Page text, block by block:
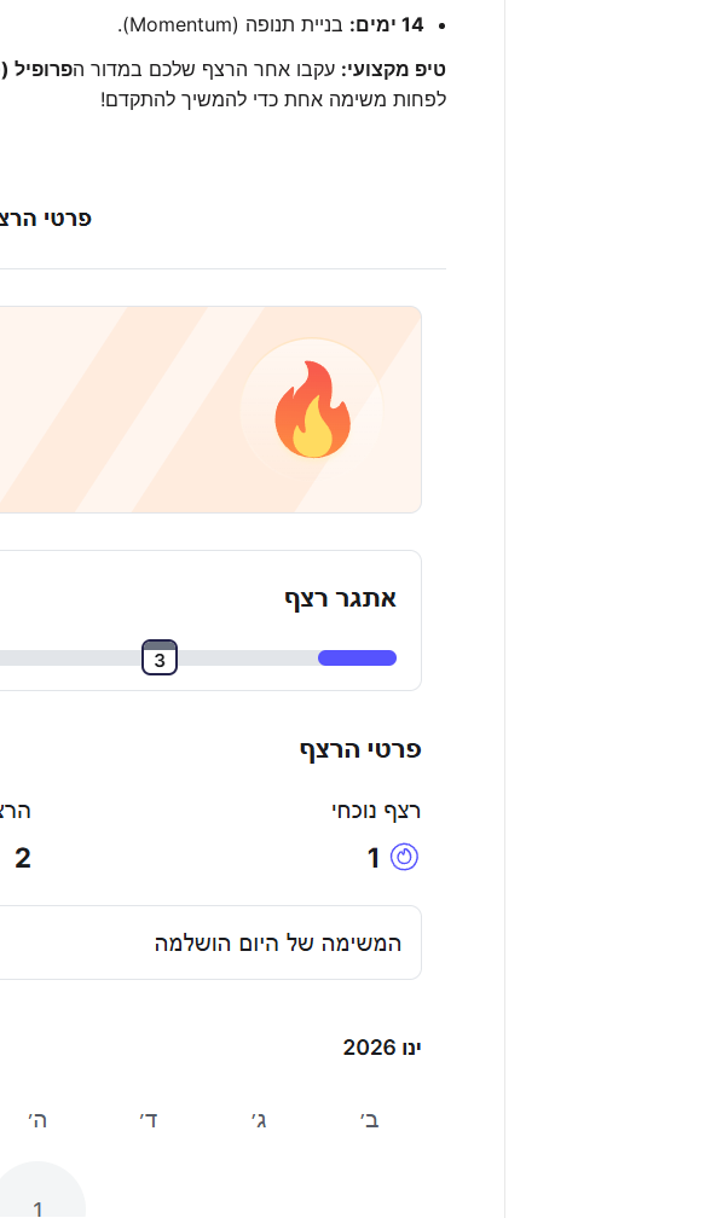
14 ימים:
בניית תנופה (Momentum).
טיפ מקצועי: עקבו אחר הרצף שלכם במדור הפרופיל (Profile)
לפחות משימה אחת כדי להמשיך להתקדם!